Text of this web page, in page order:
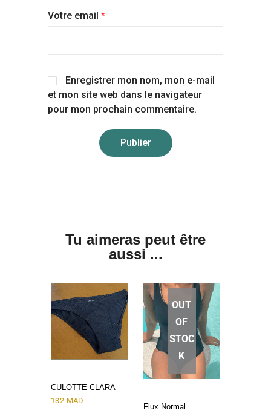
Votre email *
Enregistrer mon nom, mon e-mail
et mon site web dans le navigateur
pour mon prochain commentaire.
Tu aimeras peut être
aussi ...
CULOTTE CLARA
132 MAD
OUT
OF
STOC
K
Flux Normal